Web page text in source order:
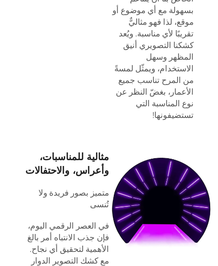
بسهولة مع أي موضوع أو
موقع، لذا فهو مثاليٌّ
تقريبًا لأي مناسبة. ويُعد
كشكنا التصويري أنيق
المظهر وسهل
الاستخدام، ويمثّل لمسةً
من المرح تناسب جميع
الأعمار، بغضّ النظر عن
نوع المناسبة التي
تستضيفونها!
مثالية للمناسبات،
وأعراس، والاحتفالات
متميز بصور فريدة ولا
تُنسى
في العصر الرقمي اليوم،
فإن جذب الانتباه أمر بالغ
الأهمية لتحقيق أي نجاح.
مع كشك التصوير الدوار